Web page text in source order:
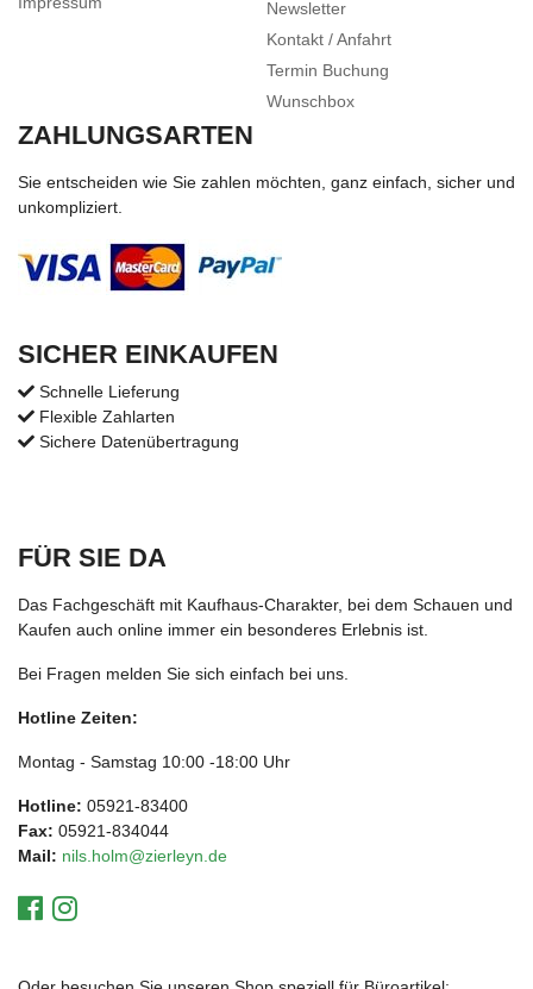
Newsletter
Kontakt / Anfahrt
Termin Buchung
Wunschbox
ZAHLUNGSARTEN
Sie entscheiden wie Sie zahlen möchten, ganz einfach, sicher und
unkompliziert.
SICHER EINKAUFEN
Schnelle Lieferung
Flexible Zahlarten
Sichere Datenübertragung
FÜR SIE DA
Das Fachgeschäft mit Kaufhaus-Charakter, bei dem Schauen und
Kaufen auch online immer ein besonderes Erlebnis ist.
Bei Fragen melden Sie sich einfach bei uns.
Hotline Zeiten:
Montag - Samstag 10:00 -18:00 Uhr
Hotline: 05921-83400
Fax: 05921-834044
Mail: nils.holm@zierleyn.de